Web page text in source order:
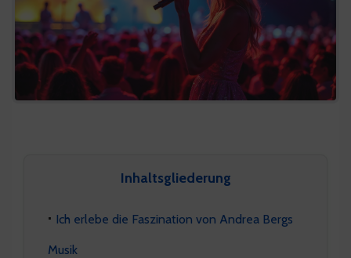
Inhaltsgliederung
Ich erlebe die Faszination von Andrea Bergs
Musik